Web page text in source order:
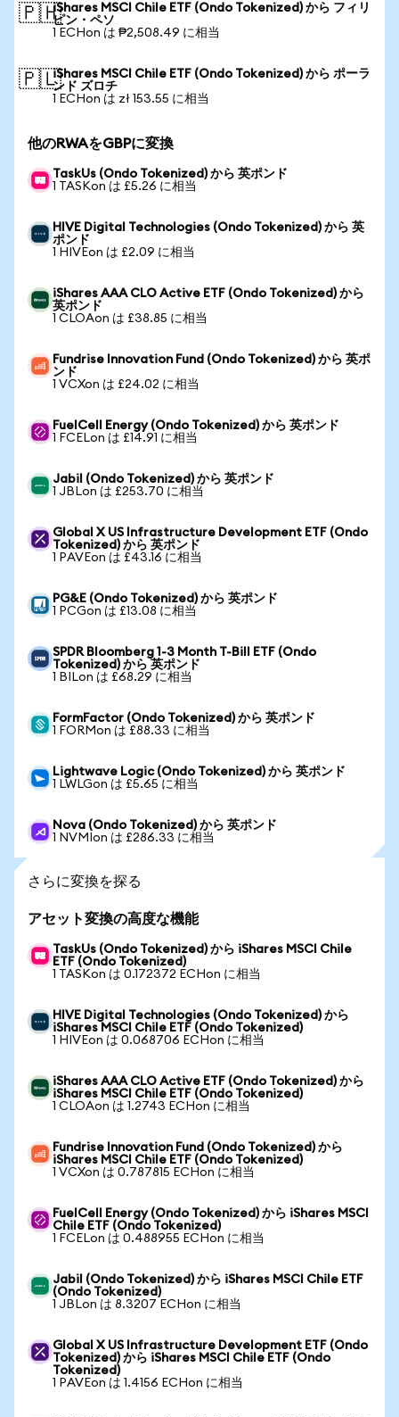
🇵🇭iShares MSCI Chile ETF (Ondo Tokenized) から フィリ
ピン・ペソ
1 ECHon は ₱2,508.49 に相当
🇵🇱iShares MSCI Chile ETF (Ondo Tokenized) から ポーラ
ンド ズロチ
1 ECHon は zł 153.55 に相当
他のRWAをGBPに変換
TaskUs (Ondo Tokenized) から 英ポンド
1 TASKon は £5.26 に相当
HIVE Digital Technologies (Ondo Tokenized) から 英
ポンド
1 HIVEon は £2.09 に相当
iShares AAA CLO Active ETF (Ondo Tokenized) から
英ポンド
1 CLOAon は £38.85 に相当
Fundrise Innovation Fund (Ondo Tokenized) から 英ポ
ンド
1 VCXon は £24.02 に相当
FuelCell Energy (Ondo Tokenized) から 英ポンド
1 FCELon は £14.91 に相当
Jabil (Ondo Tokenized) から 英ポンド
1 JBLon は £253.70 に相当
Global X US Infrastructure Development ETF (Ondo
Tokenized) から 英ポンド
1 PAVEon は £43.16 に相当
PG&E (Ondo Tokenized) から 英ポンド
1 PCGon は £13.08 に相当
SPDR Bloomberg 1-3 Month T-Bill ETF (Ondo
Tokenized) から 英ポンド
1 BILon は £68.29 に相当
FormFactor (Ondo Tokenized) から 英ポンド
1 FORMon は £88.33 に相当
Lightwave Logic (Ondo Tokenized) から 英ポンド
1 LWLGon は £5.65 に相当
Nova (Ondo Tokenized) から 英ポンド
1 NVMIon は £286.33 に相当
さらに変換を探る
アセット変換の高度な機能
TaskUs (Ondo Tokenized) から iShares MSCI Chile
ETF (Ondo Tokenized)
1 TASKon は 0.172372 ECHon に相当
HIVE Digital Technologies (Ondo Tokenized) から
iShares MSCI Chile ETF (Ondo Tokenized)
1 HIVEon は 0.068706 ECHon に相当
iShares AAA CLO Active ETF (Ondo Tokenized) から
iShares MSCI Chile ETF (Ondo Tokenized)
1 CLOAon は 1.2743 ECHon に相当
Fundrise Innovation Fund (Ondo Tokenized) から
iShares MSCI Chile ETF (Ondo Tokenized)
1 VCXon は 0.787815 ECHon に相当
FuelCell Energy (Ondo Tokenized) から iShares MSCI
Chile ETF (Ondo Tokenized)
1 FCELon は 0.488955 ECHon に相当
Jabil (Ondo Tokenized) から iShares MSCI Chile ETF
(Ondo Tokenized)
1 JBLon は 8.3207 ECHon に相当
Global X US Infrastructure Development ETF (Ondo
Tokenized) から iShares MSCI Chile ETF (Ondo
Tokenized)
1 PAVEon は 1.4156 ECHon に相当